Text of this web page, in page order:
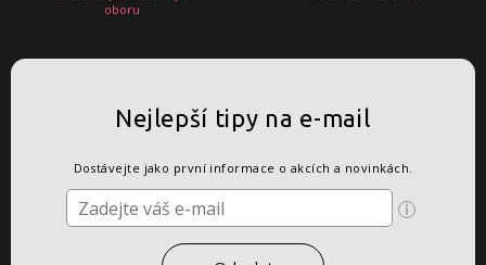
oboru
Nejlepší tipy na e-mail
Dostávejte jako první informace o akcích a novinkách.